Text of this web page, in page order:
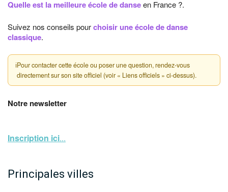
Quelle est la meilleure école de danseen France ?.
Suivez nos conseils pourchoisir une école de danse
classique.
ℹPour contacter cette école ou poser une question, rendez-vous
directement sur son site officiel (voir « Liens officiels » ci-dessus).
Notre newsletter
Inscription ici...
Principales villes